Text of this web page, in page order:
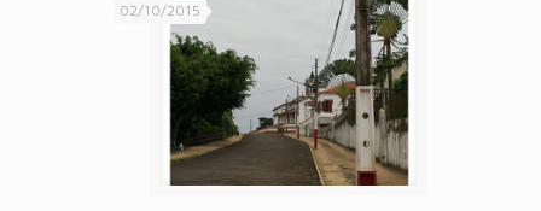
02/10/2015